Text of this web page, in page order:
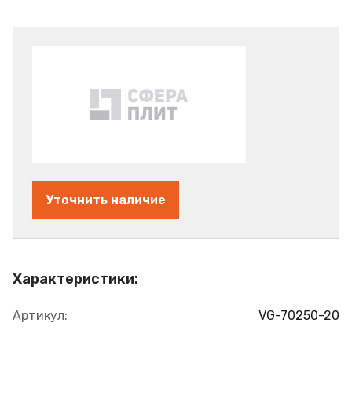
Характеристики:
Артикул: VG-70250-20
Уточнить наличие